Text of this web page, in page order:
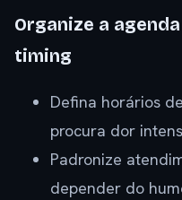
Organize a
timing
Defina horários
procura dor
Padronize
depender do